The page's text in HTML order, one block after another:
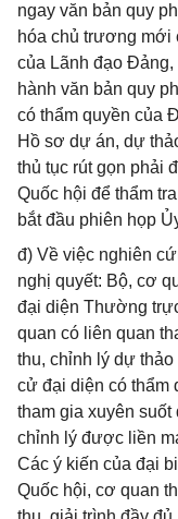
ngay văn bản quy
hóa chủ trương mới
của Lãnh đạo
hành văn bản quy
có thẩm quyền của
Hồ sơ dự án, dự
thủ tục rút gọn phải
Quốc hội để thẩm
bắt đầu phiên họp
đ) Về việc nghiên
nghị quyết: Bộ, cơ
đại diện Thường
quan có liên quan
thu, chỉnh lý dự
cử đại diện có thẩm
tham gia xuyên suốt
chỉnh lý được liền
Các ý kiến của đại
Quốc hội, cơ quan